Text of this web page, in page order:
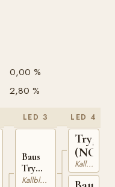
0,00 %
2,80 %
LED 3
Baus
Tryggsön
(NO)Kallblodig Travare
LED 4
(NO)
Kallblodig Travare